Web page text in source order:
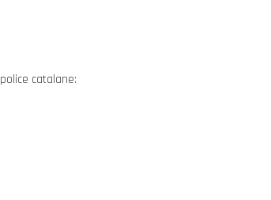
catalane: